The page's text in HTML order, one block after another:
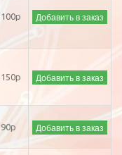
100р Добавить в заказ
150р Добавить в заказ
90р Добавить в заказ